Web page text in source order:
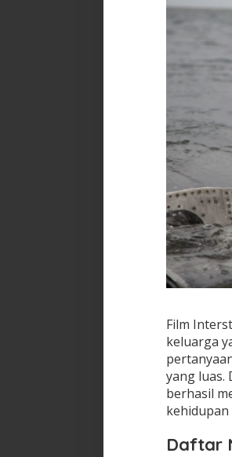
Film
keluarga
yang luas.
berhasil
Daftar